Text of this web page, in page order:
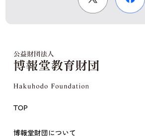
TOP
博報堂財団について